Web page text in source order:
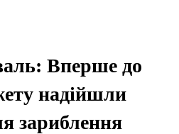
Вперше до
надійшли
зариблення